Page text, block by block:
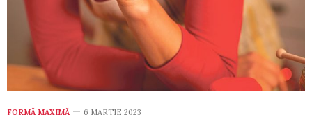
FORMĂ MAXIMĂ 6 MARTIE 2023